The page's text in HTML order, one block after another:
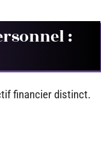
:
financier distinct.